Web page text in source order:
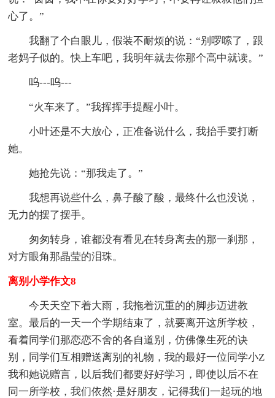
心了。”
我翻了个白眼儿，假装不耐烦的说：“别啰嗦了，跟
老妈子似的。快上车吧，我明年就去你那个高中就读。”
呜---呜---
“火车来了。”我挥挥手提醒小叶。
小叶还是不大放心，正准备说什么，我抬手要打断
她。
她抢先说：“那我走了。”
我想再说些什么，鼻子酸了酸，最终什么也没说，
无力的摆了摆手。
匆匆转身，谁都没有看见在转身离去的那一刹那，
对方眼角那晶莹的泪珠。
离别小学作文8
今天天空下着大雨，我拖着沉重的的脚步迈进教
室。最后的一天一个学期结束了，就要离开这所学校，
看着同学们那恋恋不舍的各自道别，仿佛像生死的诀
别，同学们互相赠送离别的礼物，我的最好一位同学小Z
我和她说赠言，以后我们都要好好学习，即使以后不在
同一所学校，我们依然·是好朋友，记得我们一起玩的地